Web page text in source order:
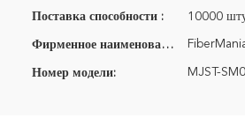
Поставка способности : 10000
Фирменное наименование:
Номер модели: MJST-